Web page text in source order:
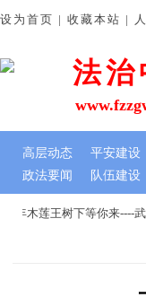
木莲王树下等你来----武
法治
政法要闻 队伍建设
设为首页 | 收藏本站 |
高层动态 平安建设